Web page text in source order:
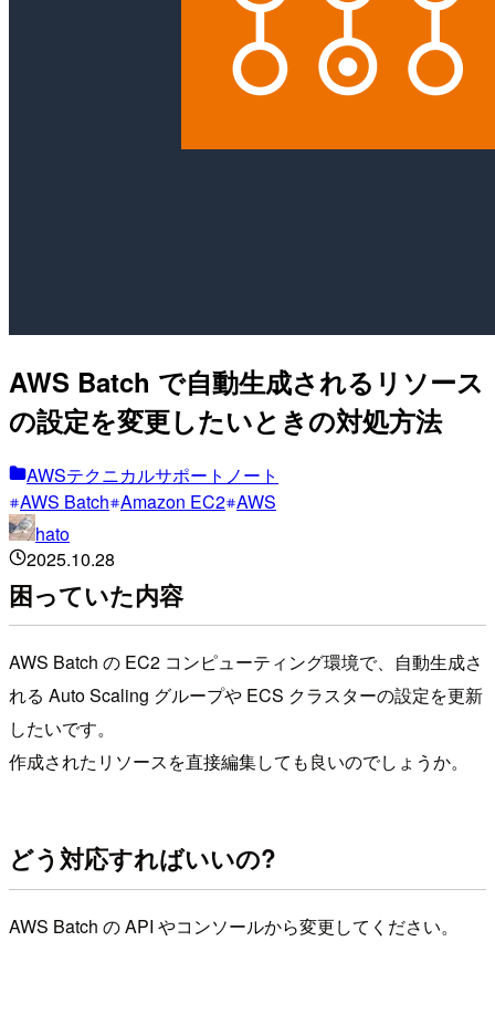
AWS Batch で自動生成されるリソース
の設定を変更したいときの対処方法
AWSテクニカルサポートノート
AWS Batch Amazon EC2 AWS
hato
2025.10.28
困っていた内容
AWS Batch の EC2 コンピューティング環境で、自動生成さ
れる Auto Scaling グループや ECS クラスターの設定を更新
したいです。
作成されたリソースを直接編集しても良いのでしょうか。
どう対応すればいいの?
AWS Batch の API やコンソールから変更してください。